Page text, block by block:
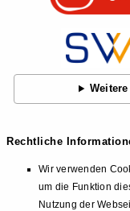
Rechtliche
Wir verwenden
um die Funktion
Nutzung der